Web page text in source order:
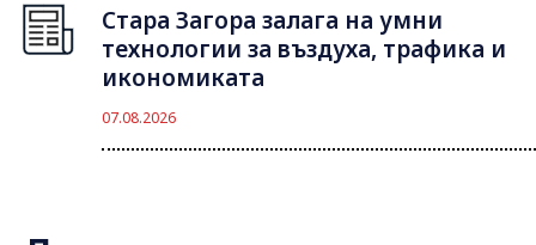
Стара Загора залага на умни
технологии за въздуха, трафика и
икономиката
07.08.2026